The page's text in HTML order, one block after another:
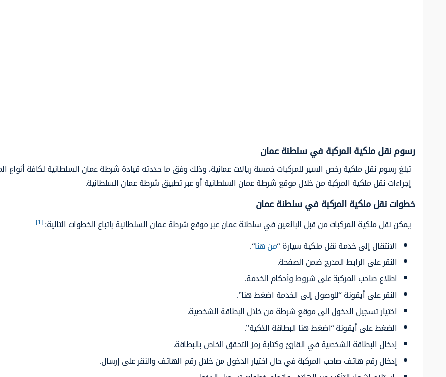
رسوم نقل ملكية المركبة في سلطنة عمان
تبلغ رسوم نقل ملكية رخص السير للمركبات خمسة ريالات عمانية، وذلك وفق ما حددته قيادة شرطة عمان السلطانية لكافة أنواع
إجراءات نقل ملكية المركبة من خلال موقع شرطة عمان السلطانية أو عبر تطبيق شرطة عمان السلطانية.
خطوات نقل ملكية المركبة في سلطنة عمان
يمكن نقل ملكية المركبات من قبل البائعين في سلطنة عمان عبر موقع شرطة عمان السلطانية باتباع الخطوات التالية:[1]
الانتقال إلى خدمة نقل ملكية سيارة “من هنا“.
النقر على الرابط المدرج ضمن الصفحة.
اطلاع صاحب المركبة على شروط وأحكام الخدمة.
النقر على أيقونة “للوصول إلى الخدمة اضغط هنا”.
اختيار تسجيل الدخول إلى موقع شرطة من خلال البطاقة الشخصية.
الضغط على أيقونة “اضغط هنا البطاقة الذكية”.
إدخال البطاقة الشخصية في القارئ وكتابة رمز التحقق الخاص بالبطاقة.
إدخال رقم هاتف صاحب المركبة في حال اختيار الدخول من خلال رقم الهاتف والنقر على إرسال.